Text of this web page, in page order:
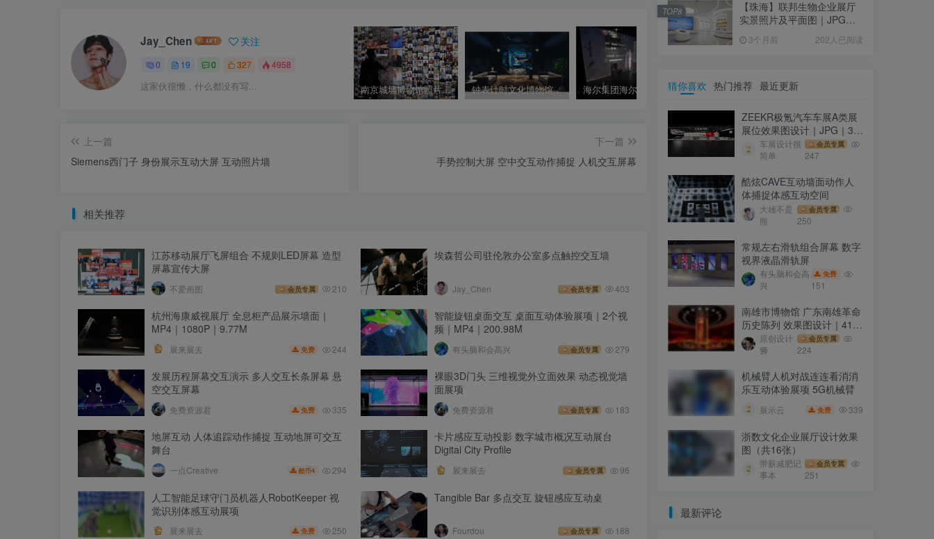
Jay_Chen 关注
0 19 0 327 4958
这家伙很懒，什么都没有写... 南京城墙博物馆照片互动墙体验演示视频 数字化照片墙2 钟表计时文化博物馆概念设计方案｜54页｜PPTX｜69.05M 海尔集团海尔智家001号体验中心沉浸式投影智慧家庭体验空间 浙东运河文化园/博物馆方案陈列布展工程方案
上一篇
Siemens西门子 身份展示互动大屏 互动照片墙
下一篇
手势控制大屏 空中交互动作捕捉 人机交互屏幕
相关推荐
江苏移动展厅飞屏组合 不规则LED屏幕 造型
屏幕宣传大屏
不爱画图 会员专属 210
埃森哲公司驻伦敦办公室多点触控交互墙
Jay_Chen 会员专属 403
杭州海康威视展厅 全息柜产品展示墙面｜
MP4｜1080P｜9.77M
展来展去 免费 244
智能旋钮桌面交互 桌面互动体验展项｜2个视
频｜MP4｜200.98M
有头脑和会高兴 会员专属 279
发展历程屏幕交互演示 多人交互长条屏幕 悬
空交互屏幕
免费资源君 免费 335
裸眼3D门头 三维视觉外立面效果 动态视觉墙
面展项
免费资源君 会员专属 183
地屏互动 人体追踪动作捕捉 互动地屏可交互
舞台
一点Creative 酷币4 294
卡片感应互动投影 数字城市概况互动展台
Digital City Profile
展来展去 会员专属 96
人工智能足球守门员机器人RobotKeeper 视
觉识别体感互动展项
展来展去 免费 250
Tangible Bar 多点交互 旋钮感应互动桌
Fourdou 会员专属 188
【珠海】联邦生物企业展厅
实景照片及平面图｜JPG｜
3个月前 202人已阅读
TOP8
猜你喜欢 热门推荐 最近更新
ZEEKR极氪汽车车展A类展
展位效果图设计｜JPG｜31
张｜35.64M
车展设计很
简单
会员专属
247
酷炫CAVE互动墙面动作人
体捕捉体感互动空间
大雄不是
熊
会员专属
250
常规左右滑轨组合屏幕 数字
视界液晶滑轨屏
有头脑和会高
兴
免费
151
南雄市博物馆 广东南雄革命
历史陈列 效果图设计｜41张
｜JPG｜20.54M
原创设计
狮
会员专属
224
机械臂人机对战连连看消消
乐互动体验展项 5G机械臂
展示云 免费 339
浙数文化企业展厅设计效果
图（共16张）
带薪减肥记
事本
会员专属
251
最新评论